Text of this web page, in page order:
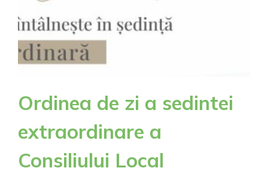
Ordinea de zi a sedintei
extraordinare a
Consiliului Local